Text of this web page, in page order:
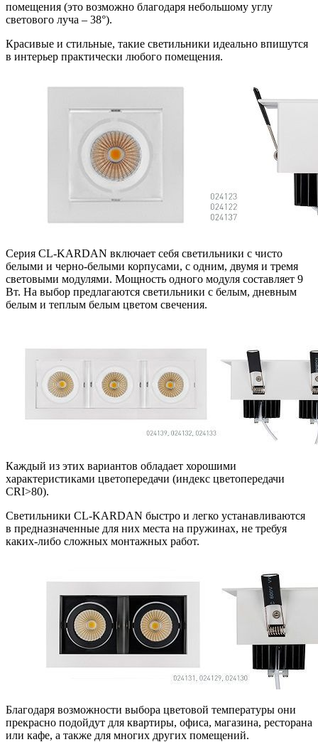
помещения (это возможно благодаря небольшому углу
светового луча – 38°).
Красивые и стильные, такие светильники идеально впишутся
в интерьер практически любого помещения.
Серия CL-KARDAN включает себя светильники с чисто
белыми и черно-белыми корпусами, с одним, двумя и тремя
световыми модулями. Мощность одного модуля составляет 9
Вт. На выбор предлагаются светильники с белым, дневным
белым и теплым белым цветом свечения.
Каждый из этих вариантов обладает хорошими
характеристиками цветопередачи (индекс цветопередачи
CRI>80).
Светильники CL-KARDAN быстро и легко устанавливаются
в предназначенные для них места на пружинах, не требуя
каких-либо сложных монтажных работ.
Благодаря возможности выбора цветовой температуры они
прекрасно подойдут для квартиры, офиса, магазина, ресторана
или кафе, а также для многих других помещений.